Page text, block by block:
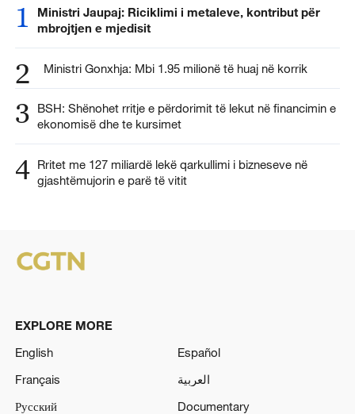
1
Ministri Jaupaj: Riciklimi i metaleve, kontribut për
mbrojtjen e mjedisit
2 Ministri Gonxhja: Mbi 1.95 milionë të huaj në korrik
3
BSH: Shënohet rritje e përdorimit të lekut në financimin e
ekonomisë dhe te kursimet
4 Rritet me 127 miliardë lekë qarkullimi i bizneseve në
gjashtëmujorin e parë të vitit
EXPLORE MORE
English
Español
Français
العربية
Русский
Documentary